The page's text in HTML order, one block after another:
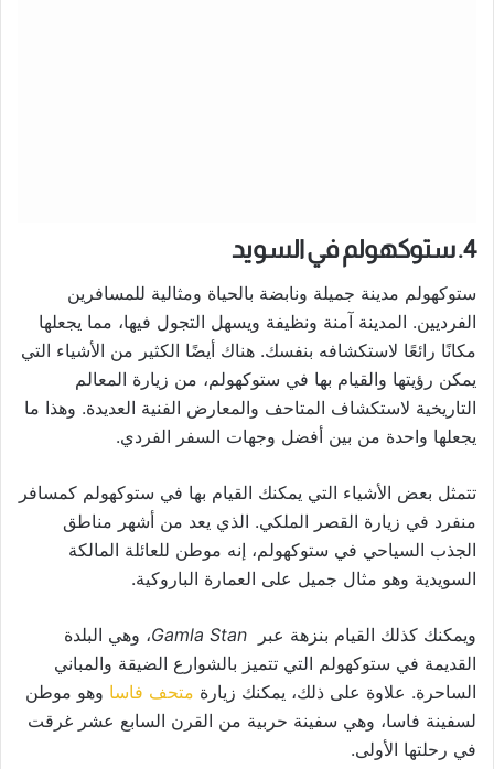
4. ستوكهولم في السويد
ستوكهولم مدينة جميلة ونابضة بالحياة ومثالية للمسافرين
الفرديين. المدينة آمنة ونظيفة ويسهل التجول فيها، مما يجعلها
مكانًا رائعًا لاستكشافه بنفسك. هناك أيضًا الكثير من الأشياء التي
يمكن رؤيتها والقيام بها في ستوكهولم، من زيارة المعالم
التاريخية لاستكشاف المتاحف والمعارض الفنية العديدة. وهذا ما
يجعلها واحدة من بين أفضل وجهات السفر الفردي.
تتمثل بعض الأشياء التي يمكنك القيام بها في ستوكهولم كمسافر
منفرد في زيارة القصر الملكي. الذي يعد من أشهر مناطق
الجذب السياحي في ستوكهولم، إنه موطن للعائلة المالكة
السويدية وهو مثال جميل على العمارة الباروكية.
ويمكنك كذلك القيام بنزهة عبر Gamla Stan، وهي البلدة
القديمة في ستوكهولم التي تتميز بالشوارع الضيقة والمباني
الساحرة. علاوة على ذلك، يمكنك زيارة متحف فاسا وهو موطن
لسفينة فاسا، وهي سفينة حربية من القرن السابع عشر غرقت
في رحلتها الأولى.